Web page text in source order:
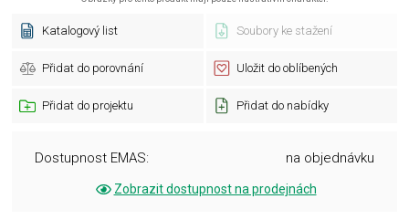
Katalogový list Soubory ke stažení
Přidat do porovnání Uložit do oblíbených
Přidat do projektu Přidat do nabídky
Dostupnost EMAS: na objednávku
Zobrazit dostupnost na prodejnách